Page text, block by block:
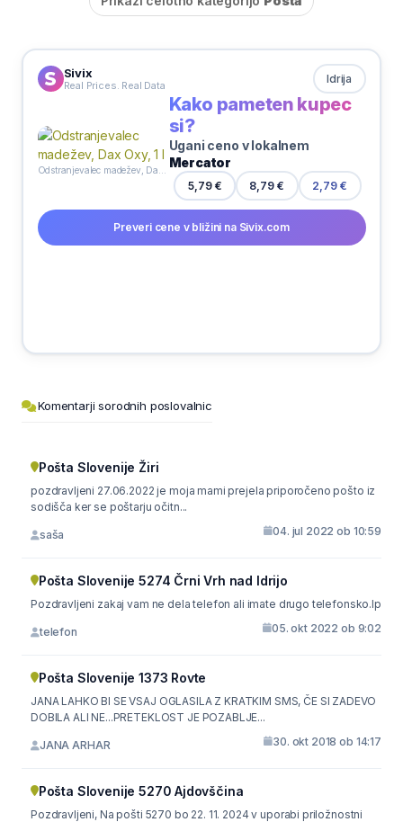
Sivix
Real Prices. Real Data Idrija
Kako pameten kupec
si?
Ugani ceno v lokalnem
Mercator
5,79 € 8,79 € 2,79 €
Preveri cene v bližini na Sivix.com
Komentarji sorodnih poslovalnic
Pošta Slovenije Žiri
pozdravljeni 27.06.2022 je moja mami prejela priporočeno pošto iz
sodišča ker se poštarju očitn...
saša 04. jul 2022 ob 10:59
Pošta Slovenije 5274 Črni Vrh nad Idrijo
Pozdravljeni zakaj vam ne dela telefon ali imate drugo telefonsko.lp
telefon 05. okt 2022 ob 9:02
Pošta Slovenije 1373 Rovte
JANA LAHKO BI SE VSAJ OGLASILA Z KRATKIM SMS, ČE SI ZADEVO
DOBILA ALI NE...PRETEKLOST JE POZABLJE...
JANA ARHAR 30. okt 2018 ob 14:17
Pošta Slovenije 5270 Ajdovščina
Pozdravljeni, Na pošti 5270 bo 22. 11. 2024 v uporabi priložnostni